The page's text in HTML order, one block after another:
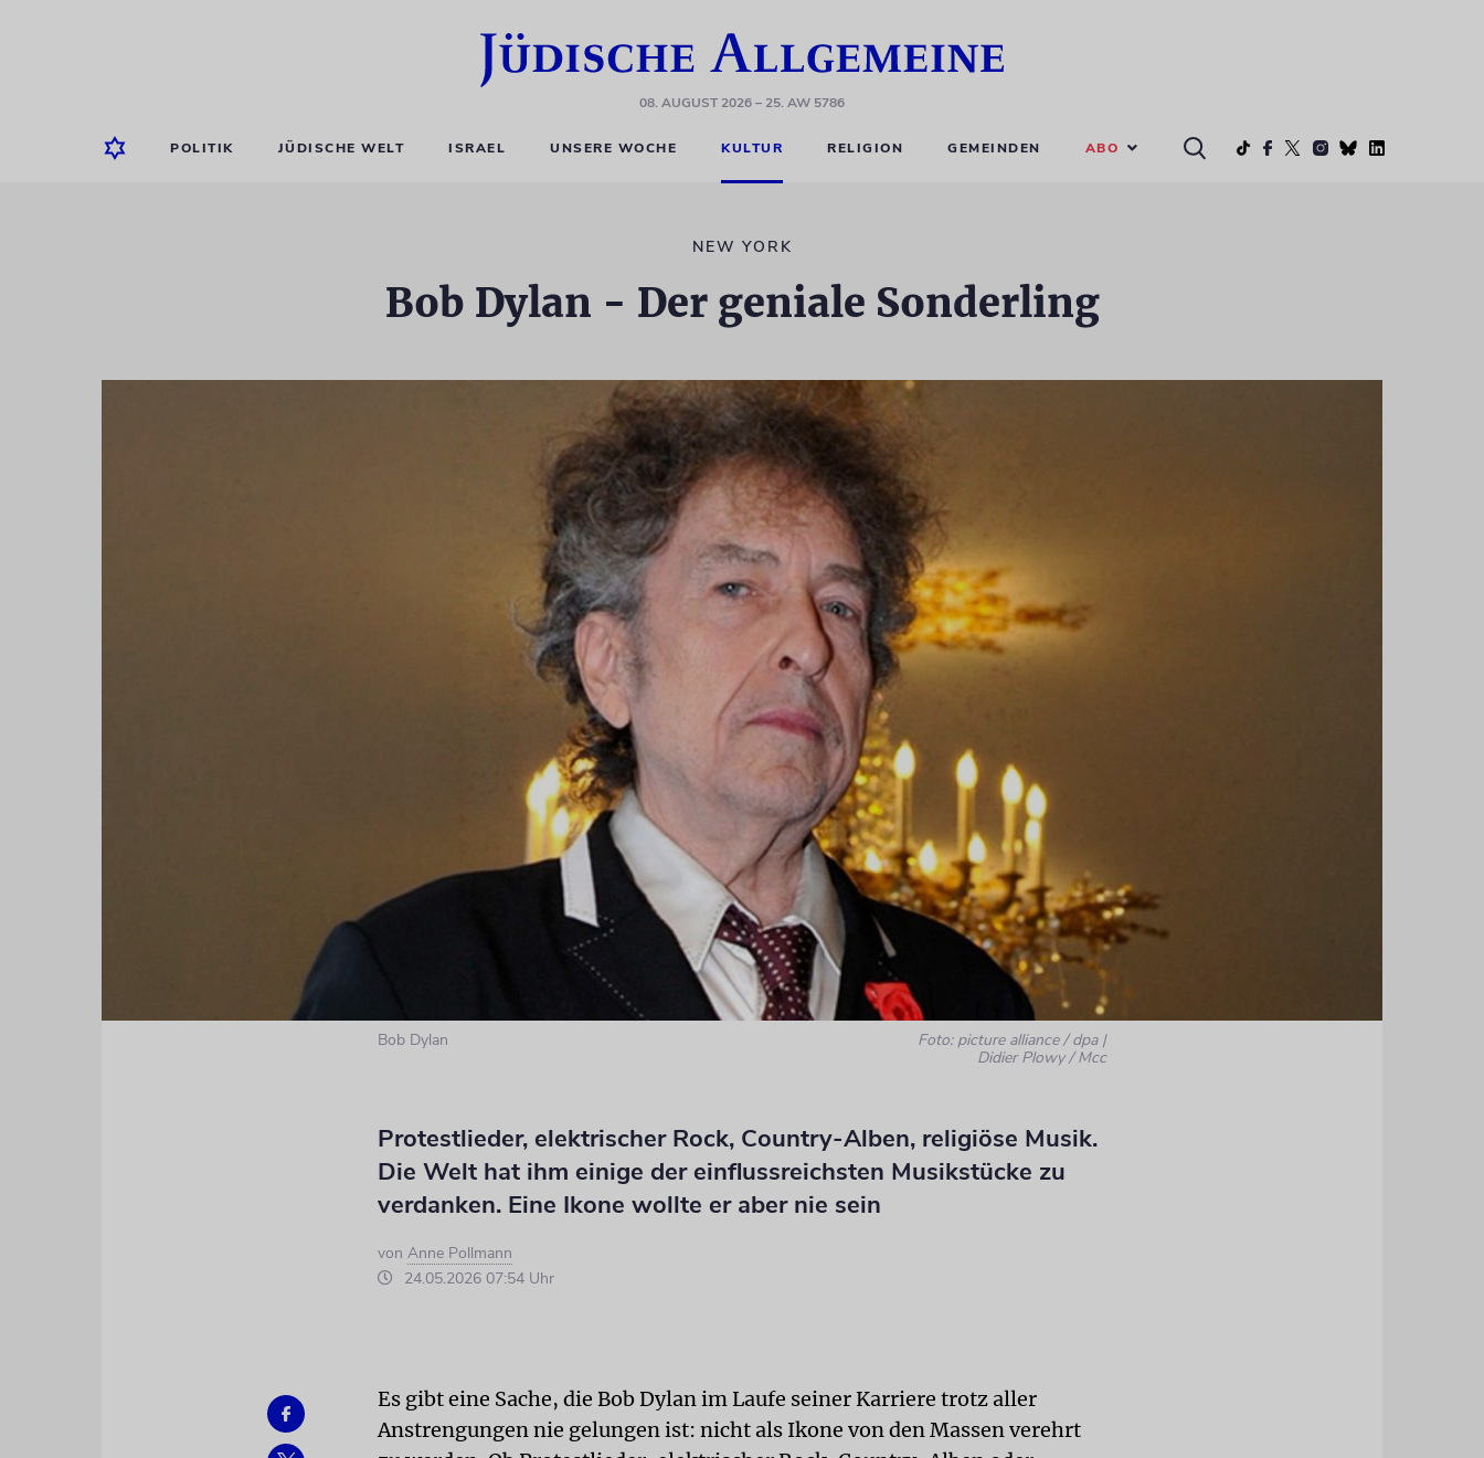
08. AUGUST 2026– 25. AW 5786
POLITIK JÜDISCHE WELT ISRAEL UNSERE WOCHE KULTUR RELIGION GEMEINDEN ABO
NEW YORK
Bob Dylan - Der geniale Sonderling
Bob Dylan
Foto: picture alliance / dpa |
Didier Plowy / Mcc
Protestlieder, elektrischer Rock, Country-Alben, religiöse Musik.
Die Welt hat ihm einige der einflussreichsten Musikstücke zu
verdanken. Eine Ikone wollte er aber nie sein
von Anne Pollmann
24.05.2026 07:54 Uhr
Es gibt eine Sache, die Bob Dylan im Laufe seiner Karriere trotz aller
Anstrengungen nie gelungen ist: nicht als Ikone von den Massen verehrt